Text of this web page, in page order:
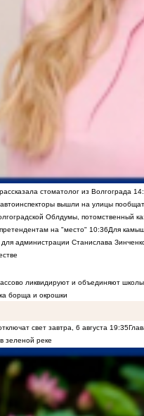
стоматолог из Волгограда
вышли на улицы
Облдумы, потомственный
на "место" 10:36Для
администрации Станислава
ликвидируют и объединяют
борща и окрошки
свет завтра, 6 августа 19:35
зеленой реке